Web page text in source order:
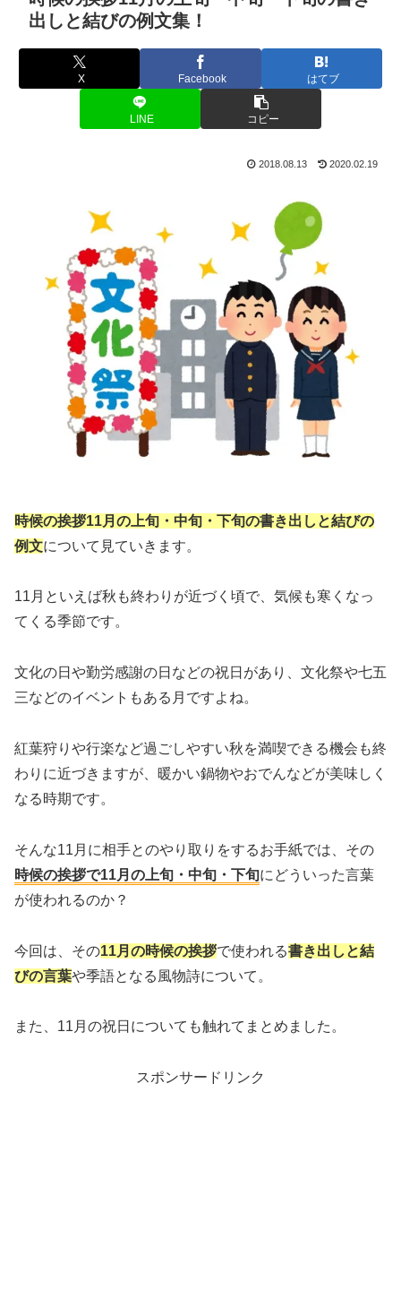
出しと結びの例文集！
X Facebook はてブ
LINE コピー
2018.08.13 2020.02.19
時候の挨拶11月の上旬・中旬・下旬の書き出しと結びの
例文について見ていきます。
11月といえば秋も終わりが近づく頃で、気候も寒くなっ
てくる季節です。
文化の日や勤労感謝の日などの祝日があり、文化祭や七五
三などのイベントもある月ですよね。
紅葉狩りや行楽など過ごしやすい秋を満喫できる機会も終
わりに近づきますが、暖かい鍋物やおでんなどが美味しく
なる時期です。
そんな11月に相手とのやり取りをするお手紙では、その
時候の挨拶で11月の上旬・中旬・下旬にどういった言葉
が使われるのか？
今回は、その11月の時候の挨拶で使われる書き出しと結
びの言葉や季語となる風物詩について。
また、11月の祝日についても触れてまとめました。
スポンサードリンク